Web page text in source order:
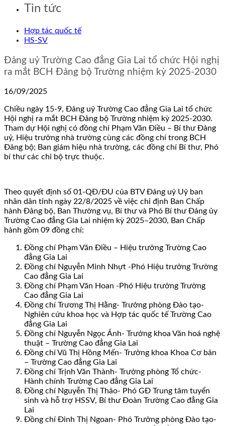
Tin tức
Hợp tác quốc tế
HS-SV
Đảng uỷ Trường Cao đẳng Gia Lai tổ chức Hội nghị
ra mắt BCH Đảng bộ Trường nhiệm kỳ 2025-2030
16/09/2025
Chiều ngày 15-9, Đảng uỷ Trường Cao đẳng Gia Lai tổ chức
Hội nghị ra mắt BCH Đảng bộ Trường nhiệm kỳ 2025-2030.
Tham dự Hội nghị có đồng chí Phạm Văn Điều – Bí thư Đảng
uỷ, Hiệu trưởng nhà trường cùng các đồng chí trong BCH
Đảng bộ; Ban giám hiệu nhà trường, các đồng chí Bí thư, Phó
bí thư các chi bộ trực thuộc.
Theo quyết định số 01-QĐ/ĐU của BTV Đảng uỷ Uỷ ban
nhân dân tỉnh ngày 22/8/2025 về việc chỉ định Ban Chấp
hành Đảng bộ, Ban Thường vụ, Bí thư và Phó Bí thư Đảng ủy
Trường Cao đẳng Gia Lai nhiệm kỳ 2025–2030, Ban Chấp
hành gồm 09 đồng chí:
Đồng chí Phạm Văn Điều – Hiệu trưởng Trường Cao
đẳng Gia Lai
Đồng chí Nguyễn Minh Nhựt -Phó Hiệu trưởng Trường
Cao đẳng Gia Lai
Đồng chí Phạm Văn Hoan -Phó Hiệu trưởng Trường
Cao đẳng Gia Lai
Đồng chí Trương Thị Hằng- Trưởng phòng Đào tạo-
Nghiên cứu khoa học và Hợp tác quốc tế Trường Cao
đẳng Gia Lai
Đồng chí Nguyễn Ngọc Ánh- Trưởng khoa Văn hoá nghệ
thuật – Trường Cao đẳng Gia Lai
Đồng chí Vũ Thị Hồng Mến- Trưởng khoa Khoa Cơ bản
– Trường Cao đẳng Gia Lai
Đồng chí Trịnh Văn Thành- Trưởng phòng Tổ chức-
Hành chính Trường Cao đẳng Gia Lai
Đồng chí Nguyễn Thị Thảo- Phó GĐ Trung tâm tuyển
sinh và hỗ trợ HSSV, Bí thư Đoàn Trường Cao đẳng Gia
Lai
Đồng chí Đinh Thị Ngoan- Phó Trưởng phòng Đào tạo-